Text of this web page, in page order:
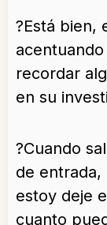
?Está bien,
recordar
en su
?Cuando
de entrada,
estoy deje
cuanto